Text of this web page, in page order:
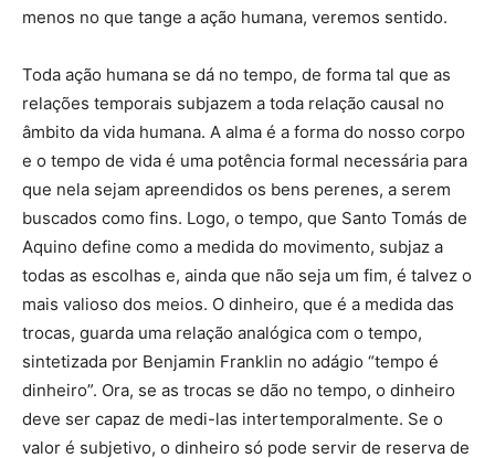
menos no que tange a ação humana, veremos sentido.
Toda ação humana se dá no tempo, de forma tal que as
relações temporais subjazem a toda relação causal no
âmbito da vida humana. A alma é a forma do nosso corpo
e o tempo de vida é uma potência formal necessária para
que nela sejam apreendidos os bens perenes, a serem
buscados como fins. Logo, o tempo, que Santo Tomás de
Aquino define como a medida do movimento, subjaz a
todas as escolhas e, ainda que não seja um fim, é talvez o
mais valioso dos meios. O dinheiro, que é a medida das
trocas, guarda uma relação analógica com o tempo,
sintetizada por Benjamin Franklin no adágio “tempo é
dinheiro”. Ora, se as trocas se dão no tempo, o dinheiro
deve ser capaz de medi-las intertemporalmente. Se o
valor é subjetivo, o dinheiro só pode servir de reserva de